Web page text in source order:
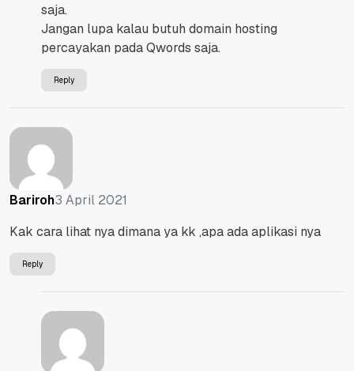
saja.
Jangan lupa kalau butuh domain hosting
percayakan pada Qwords saja.
Reply
Bariroh3 April 2021
Kak cara lihat nya dimana ya kk ,apa ada aplikasi nya
Reply